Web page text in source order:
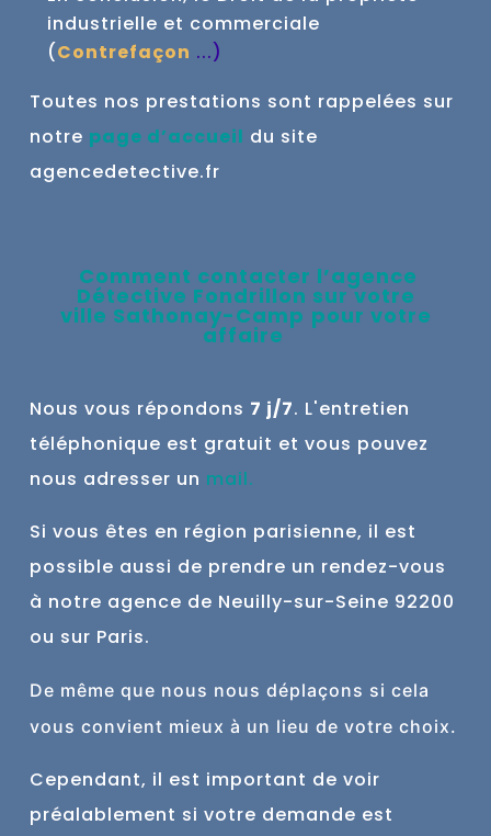
industrielle et commerciale
(Contrefaçon ...)
Toutes nos prestations sont rappelées sur
notre page d’accueil du site
agencedetective.fr
Comment contacter l’agence
Détective Fondrillon sur votre
ville Sathonay-Camp pour votre
affaire
Nous vous répondons 7 j/7. L'entretien
téléphonique est gratuit et vous pouvez
nous adresser un mail.
Si vous êtes en région parisienne, il est
possible aussi de prendre un rendez-vous
à notre agence de Neuilly-sur-Seine 92200
ou sur Paris.
De même que nous nous déplaçons si cela
vous convient mieux à un lieu de votre choix.
Cependant, il est important de voir
préalablement si votre demande est